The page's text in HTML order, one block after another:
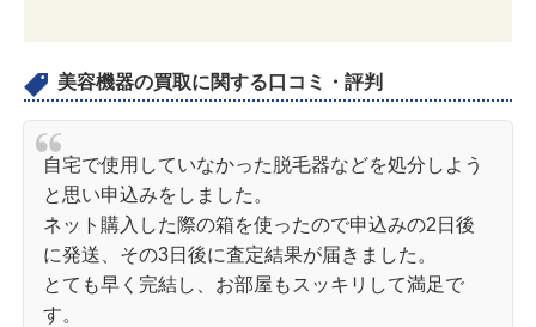
美容機器の買取に関する口コミ・評判
自宅で使用していなかった脱毛器などを処分しよう
と思い申込みをしました。
ネット購入した際の箱を使ったので申込みの2日後
に発送、その3日後に査定結果が届きました。
とても早く完結し、お部屋もスッキリして満足で
す。